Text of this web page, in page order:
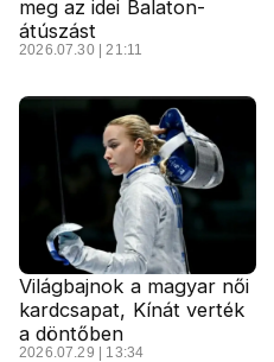
meg az idei Balaton-
átúszást
2026.07.30 | 21:11
Világbajnok a magyar női
kardcsapat, Kínát verték
a döntőben
2026.07.29 | 13:34